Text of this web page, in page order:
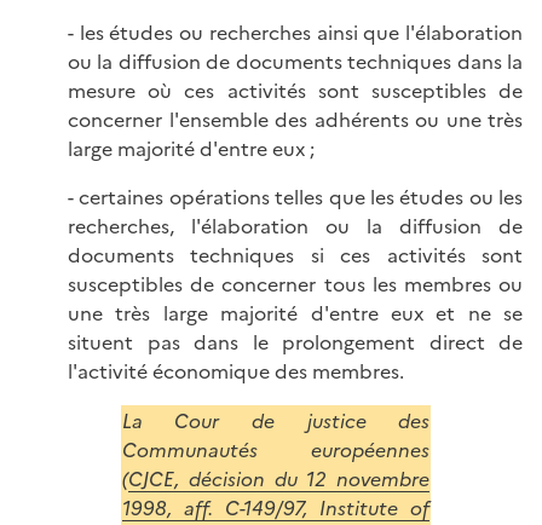
- les études ou recherches ainsi que l'élaboration
ou la diffusion de documents techniques dans la
mesure où ces activités sont susceptibles de
concerner l'ensemble des adhérents ou une très
large majorité d'entre eux ;
- certaines opérations telles que les études ou les
recherches, l'élaboration ou la diffusion de
documents techniques si ces activités sont
susceptibles de concerner tous les membres ou
une très large majorité d'entre eux et ne se
situent pas dans le prolongement direct de
l'activité économique des membres.
La Cour de justice des
Communautés européennes
(CJCE, décision du 12 novembre
1998, aff. C-149/97, Institute of